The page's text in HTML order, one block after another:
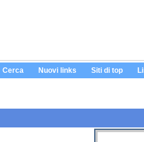
Cerca Nuovi links Siti di top